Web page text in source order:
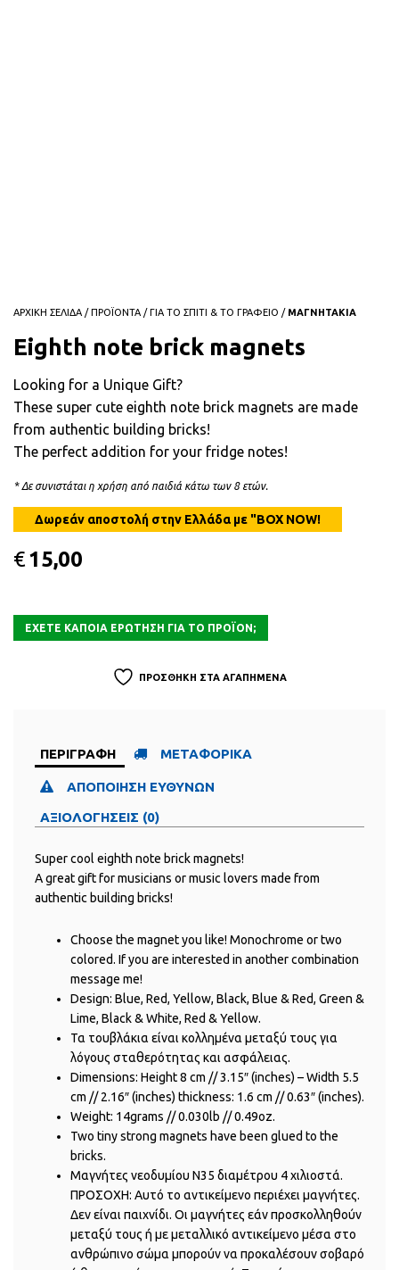
ΑΡΧΙΚΗ ΣΕΛΙΔΑ /ΠΡΟΪΟΝΤΑ /ΓΙΑ ΤΟ ΣΠΙΤΙ & ΤΟ ΓΡΑΦΕΙΟ / ΜΑΓΝΗΤΑΚΙΑ
Eighth note brick magnets
Looking for a Unique Gift?
These super cute eighth note brick magnets are made
from authentic building bricks!
The perfect addition for your fridge notes!
* Δε συνιστάται η χρήση από παιδιά κάτω των 8 ετών.
€15,00
ΠΡΟΣΘΗΚΗ ΣΤΑ ΑΓΑΠΗΜΕΝΑ
ΠΕΡΙΓΡΑΦΗ ΜΕΤΑΦΟΡΙΚΑ
ΑΠΟΠΟΙΗΣΗ ΕΥΘΥΝΩΝ
ΑΞΙΟΛΟΓΗΣΕΙΣ (0)
Super cool eighth note brick magnets!
A great gift for musicians or music lovers made from
authentic building bricks!
Choose the magnet you like! Monochrome or two
colored. If you are interested in another combination
message me!
Design: Blue, Red, Yellow, Black, Blue & Red, Green &
Lime, Black & White, Red & Yellow.
Τα τουβλάκια είναι κολλημένα μεταξύ τους για
λόγους σταθερότητας και ασφάλειας.
Dimensions: Height 8 cm // 3.15″ (inches) – Width 5.5
cm // 2.16″ (inches) thickness: 1.6 cm // 0.63″ (inches).
Weight: 14grams // 0.030lb // 0.49oz.
Two tiny strong magnets have been glued to the
bricks.
Μαγνήτες νεοδυμίου Ν35 διαμέτρου 4 χιλιοστά.
ΠΡΟΣΟΧΗ: Αυτό το αντικείμενο περιέχει μαγνήτες.
Δεν είναι παιχνίδι. Οι μαγνήτες εάν προσκολληθούν
μεταξύ τους ή με μεταλλικό αντικείμενο μέσα στο
ανθρώπινο σώμα μπορούν να προκαλέσουν σοβαρό